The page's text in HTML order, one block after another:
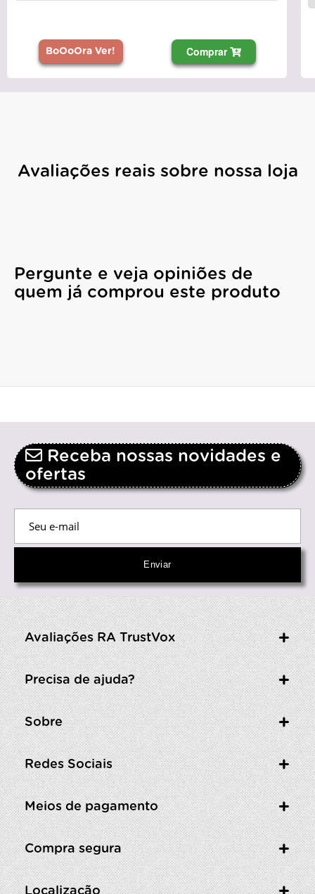
BoOoOra Ver! Comprar
Avaliações reais sobre nossa loja
Pergunte e veja opiniões de
quem já comprou este produto
Receba nossas novidades e
ofertas
Avaliações RA TrustVox
Precisa de ajuda?
Sobre
Redes Sociais
Meios de pagamento
Compra segura